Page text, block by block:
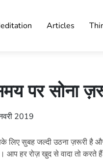
Articles
पर सोना
2019
लिए सुबह जल्दी उठना ज़रूरी है
आप हर रोज़ खुद से वादा तो करते